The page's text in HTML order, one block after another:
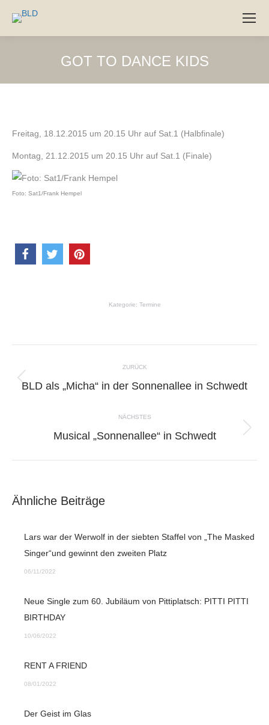
GOT TO DANCE KIDS
Freitag, 18.12.2015 um 20.15 Uhr auf Sat.1 (Halbfinale)
Montag, 21.12.2015 um 20.15 Uhr auf Sat.1 (Finale)
Foto: Sat1/Frank Hempel
Kategorie: Termine
ZURÜCK
Vorheriger
BLD als „Micha“ in der Sonnenallee in Schwedt
NÄCHSTES
Nächster
Musical „Sonnenallee“ in Schwedt
Ähnliche Beiträge
Lars war der Werwolf in der siebten Staffel von „The Masked
Singer“und gewinnt den zweiten Platz
06/11/2022
Neue Single zum 60. Jubiläum von Pittiplatsch: PITTI PITTI
BIRTHDAY
10/06/2022
RENT A FRIEND
08/01/2022
Der Geist im Glas